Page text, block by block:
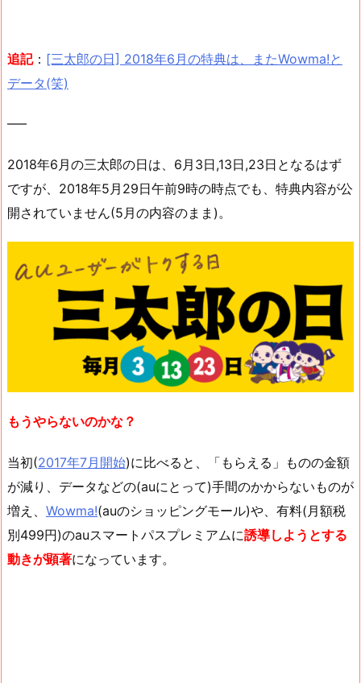
追記： [三太郎の日] 2018年6月の特典は、またWowma!と
データ(笑)
—–
2018年6月の三太郎の日は、6月3日,13日,23日となるはず
ですが、2018年5月29日午前9時の時点でも、特典内容が公
開されていません(5月の内容のまま)。
もうやらないのかな？
当初(2017年7月開始)に比べると、「もらえる」ものの金額
が減り、データなどの(auにとって)手間のかからないものが
増え、 Wowma!(auのショッピングモール)や、有料(月額税
別499円)のauスマートパスプレミアムに誘導しようとする
動きが顕著になっています。